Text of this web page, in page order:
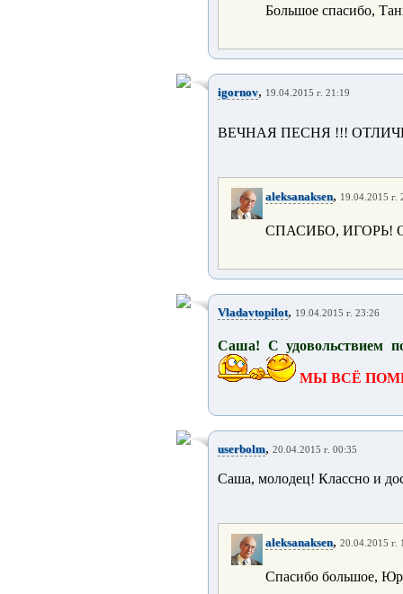
Большое спасибо,
igornov, 19.04.2015 г. 21:19
ВЕЧНАЯ ПЕСНЯ !!!
aleksanaksen, 19.04.2015 г.
СПАСИБО, ИГОРЬ!
Vladavtopilot, 19.04.2015 г. 23:26
Саша! С удовольствием
МЫ ВСЁ
userbolm, 20.04.2015 г. 00:35
Саша, молодец! Классно и
aleksanaksen, 20.04.2015 г.
Спасибо большое,